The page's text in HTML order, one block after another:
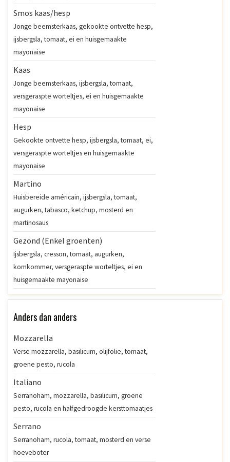
Smos kaas/hesp
Jonge beemsterkaas, gekookte ontvette hesp,
ijsbergsla, tomaat, ei en huisgemaakte
mayonaise
Kaas
Jonge beemsterkaas, ijsbergsla, tomaat,
versgeraspte worteltjes, ei en huisgemaakte
mayonaise
Hesp
Gekookte ontvette hesp, ijsbergsla, tomaat, ei,
versgeraspte worteltjes en huisgemaakte
mayonaise
Martino
Huisbereide américain, ijsbergsla, tomaat,
augurken, tabasco, ketchup, mosterd en
martinosaus
Gezond (Enkel groenten)
Ijsbergsla, cresson, tomaat, augurken,
komkommer, versgeraspte worteltjes, ei en
huisgemaakte mayonaise ​
Anders dan anders
Mozzarella
Verse mozzarella, basilicum, olijfolie, tomaat,
groene pesto, rucola
Italiano
Serranoham, mozzarella, basilicum, groene
pesto, rucola en halfgedroogde kersttomaatjes
Serrano
Serranoham, rucola, tomaat, mosterd en verse
hoeveboter